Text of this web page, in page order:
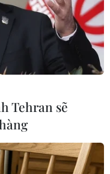
Tehran sẽ